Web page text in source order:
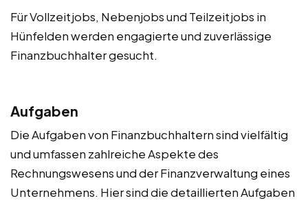
Für Vollzeitjobs, Nebenjobs und Teilzeitjobs in
Hünfelden werden engagierte und zuverlässige
Finanzbuchhalter gesucht.
Aufgaben
Die Aufgaben von Finanzbuchhaltern sind vielfältig
und umfassen zahlreiche Aspekte des
Rechnungswesens und der Finanzverwaltung eines
Unternehmens. Hier sind die detaillierten Aufgaben